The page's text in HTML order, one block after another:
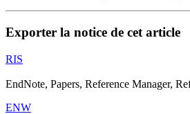
Exporter la notice de cet article
RIS
EndNote, Papers, Reference Manager,
ENW